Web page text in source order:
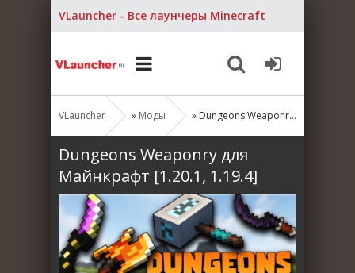
VLauncher - Все лаунчеры Minecraft
VLauncher » Моды » Dungeons Weaponry для Майнкрафт [1.20.1, 1.19.4]
Dungeons Weaponry для
Майнкрафт [1.20.1, 1.19.4]